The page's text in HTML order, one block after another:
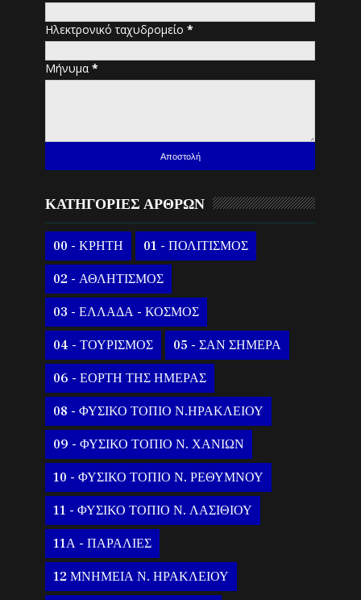
Ηλεκτρονικό ταχυδρομείο*
Μήνυμα*
ΚΑΤΗΓΟΡΙΕΣ ΑΡΘΡΩΝ
00 - ΚΡΗΤΗ 01 - ΠΟΛΙΤΙΣΜΟΣ
02 - ΑΘΛΗΤΙΣΜΟΣ
03 - ΕΛΛΑΔΑ - ΚΟΣΜΟΣ
04 - ΤΟΥΡΙΣΜΟΣ 05 - ΣΑΝ ΣΗΜΕΡΑ
06 - ΕΟΡΤΗ ΤΗΣ ΗΜΕΡΑΣ
08 - ΦΥΣΙΚΟ ΤΟΠΙΟ Ν.ΗΡΑΚΛΕΙΟΥ
09 - ΦΥΣΙΚΟ ΤΟΠΙΟ Ν. ΧΑΝΙΩΝ
10 - ΦΥΣΙΚΟ ΤΟΠΙΟ Ν. ΡΕΘΥΜΝΟΥ
11 - ΦΥΣΙΚΟ ΤΟΠΙΟ Ν. ΛΑΣΙΘΙΟΥ
11Α - ΠΑΡΑΛΙΕΣ
12 ΜΝΗΜΕΙΑ Ν. ΗΡΑΚΛΕΙΟΥ